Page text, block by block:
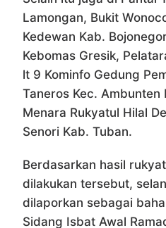
Lamongan, Bukit
Kedewan Kab.
Kebomas Gresik,
lt 9 Kominfo Gedung
Taneros Kec. Ambunten
Menara Rukyatul Hilal
Senori Kab. Tuban.
Berdasarkan hasil
dilakukan tersebut,
dilaporkan sebagai
Sidang Isbat Awal